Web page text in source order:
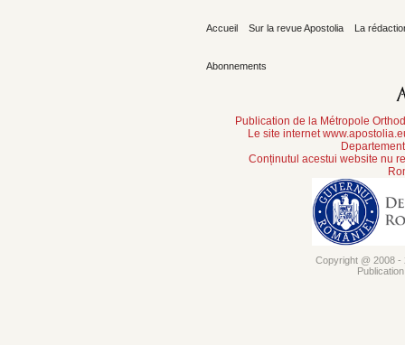
Accueil Sur la revue Apostolia La
Abonnements
Publication de la Métropole
Le site internet
Conținutul acestui website nu
Copyright @ 2008 -